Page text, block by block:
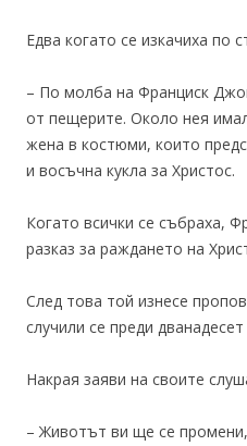
Едва когато се изкачиха по
– По молба на Франциск
от пещерите. Около нея
жена в костюми, които
и восъчна кукла за Христос.
Когато всички се събраха,
разказ за раждането на
След това той изнесе
случили се преди
Накрая заяви на своите
– Животът ви ще се